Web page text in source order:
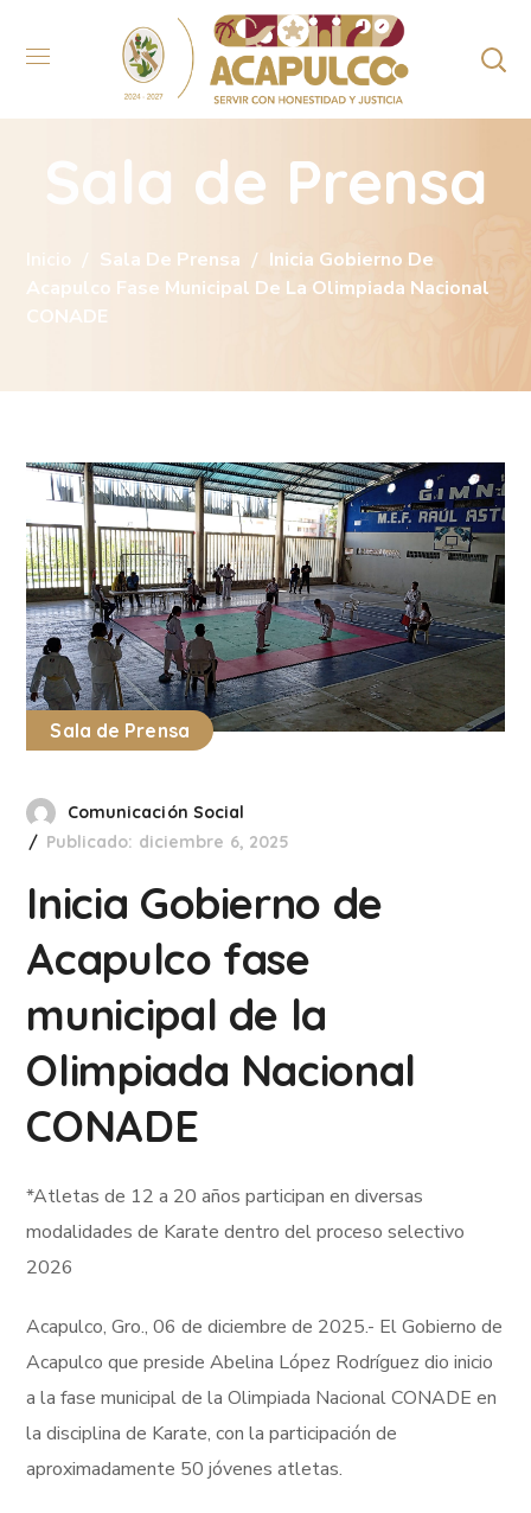
Sala de Prensa
Inicio Sala De Prensa
Inicia Gobierno De
Acapulco Fase Municipal De La Olimpiada Nacional
CONADE
Sala de Prensa
Comunicación Social
Publicado: diciembre 6, 2025
Inicia Gobierno de
Acapulco fase
municipal de la
Olimpiada Nacional
CONADE
*Atletas de 12 a 20 años participan en diversas
modalidades de Karate dentro del proceso selectivo
2026
Acapulco, Gro., 06 de diciembre de 2025.- El Gobierno de
Acapulco que preside Abelina López Rodríguez dio inicio
a la fase municipal de la Olimpiada Nacional CONADE en
la disciplina de Karate, con la participación de
aproximadamente 50 jóvenes atletas.